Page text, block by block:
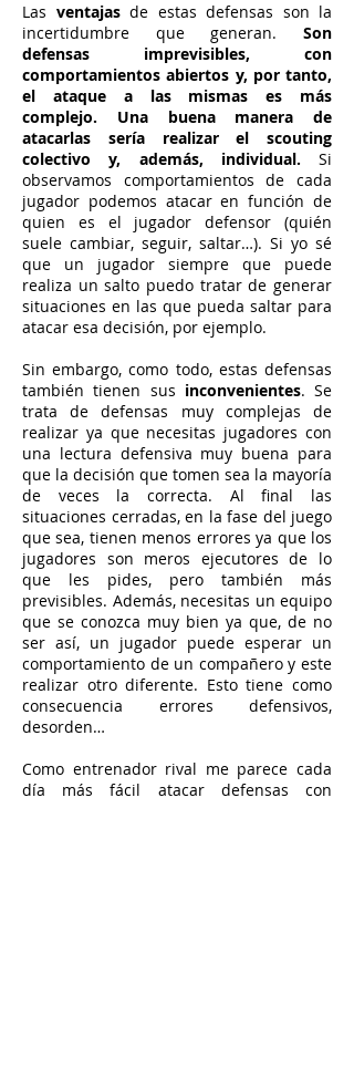
Las ventajasde estas defensas son la
incertidumbre que generan. Son
defensas imprevisibles, con
comportamientos abiertos y, por tanto,
el ataque a las mismas es más
complejo. Una buena manera de
atacarlas sería realizar el scouting
colectivo y, además, individual. Si
observamos comportamientos de cada
jugador podemos atacar en función de
quien es el jugador defensor (quién
suele cambiar, seguir, saltar…). Si yo sé
que un jugador siempre que puede
realiza un salto puedo tratar de generar
situaciones en las que pueda saltar para
atacar esa decisión, por ejemplo.
Sin embargo, como todo, estas defensas
también tienen sus inconvenientes. Se
trata de defensas muy complejas de
realizar ya que necesitas jugadores con
una lectura defensiva muy buena para
que la decisión que tomen sea la mayoría
de veces la correcta. Al final las
situaciones cerradas, en la fase del juego
que sea, tienen menos errores ya que los
jugadores son meros ejecutores de lo
que les pides, pero también más
previsibles. Además, necesitas un equipo
que se conozca muy bien ya que, de no
ser así, un jugador puede esperar un
comportamiento de un compañero y este
realizar otro diferente. Esto tiene como
consecuencia errores defensivos,
desorden…
Como entrenador rival me parece cada
día más fácil atacar defensas con